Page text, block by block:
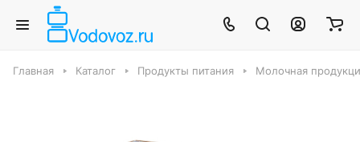
Главная Каталог Продукты питания Молочная